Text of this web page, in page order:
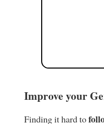
Improve your
Finding it hard to